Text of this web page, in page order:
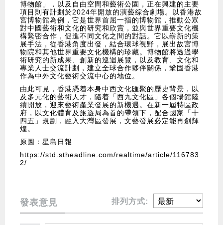
博物館」，以及自由空間和藝術公園，正在興建的主要
項目則有計劃於2024年開放的演藝綜合劇場。以香港故
宮博物館為例，它是世界首屈一指的博物館，推動公眾
對中國藝術和文化的研究和欣賞，並與世界重要文化機
構緊密合作，促進不同文化之間的對話。它以嶄新的策
展手法，從香港角度出發，結合環球視野，展出故宮博
物院和其他世界重要文化機構的珍藏。博物館將透過學
術研究的新成果、創新的巡迴展覽，以及教育、文化和
專業人士交流計劃，建立全球合作夥伴關係，鞏固香港
作為中外文化藝術交流中心的地位。
由此可見，香港憑着本身中西文化匯聚的歷史背景，以
及多元化的藝術人才，隨着「西九文化區」各個場館陸
續開放，迎來藝術產業發展的新機遇。在新一屆特區政
府，以文化體育及旅遊局為首的帶領下，配合國家「十
四五」規劃，融入大灣區發展，文藝發展必定能再創輝
煌。
原圖：星島日報
https://std.stheadline.com/realtime/article/116783
2/
發表意見 排列方式: